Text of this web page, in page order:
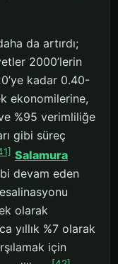
da artırdı;
2000’lerin
kadar 0.40-
ekonomilerine,
%95 verimliliğe
gibi süreç
Salamura
devam eden
olarak
yıllık %7 olarak
için